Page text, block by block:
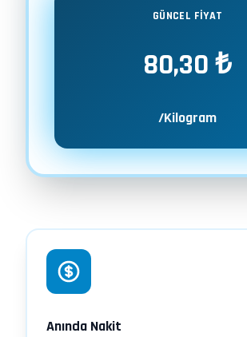
GÜNCEL FİYAT
80,30 ₺
/Kilogram
Anında Nakit